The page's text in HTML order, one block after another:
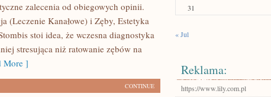
zalecenia od obiegowych opinii.
(Leczenie Kanałowe) i Zęby, Estetyka
stoi idea, że wczesna diagnostyka
stresująca niż ratowanie zębów na
More ]
CONTINUE
31
« Jul
Reklama:
https://www.lily.com.pl